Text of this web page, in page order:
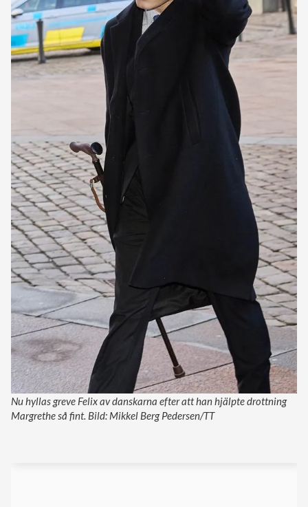
Nu hyllas greve Felix av danskarna efter att han hjälpte drottning
Margrethe så fint. Bild: Mikkel Berg Pedersen/TT